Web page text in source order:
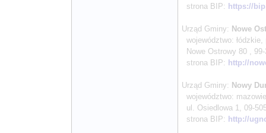
strona BIP: https://
Urząd Gminy: Nowe
województwo:
Nowe Ostrowy 80 ,
strona BIP: http://
Urząd Gminy: Nowy
województwo:
ul. Osiedlowa 1, 09-
strona BIP: http://